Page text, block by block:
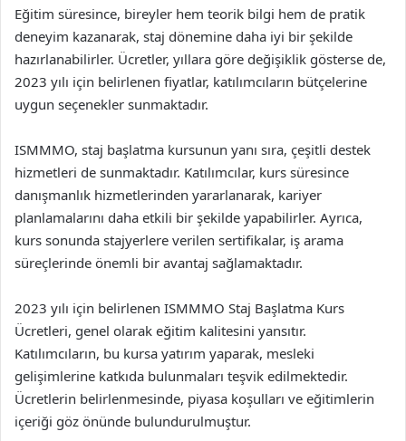
Eğitim süresince, bireyler hem teorik bilgi hem de pratik
deneyim kazanarak, staj dönemine daha iyi bir şekilde
hazırlanabilirler. Ücretler, yıllara göre değişiklik gösterse de,
2023 yılı için belirlenen fiyatlar, katılımcıların bütçelerine
uygun seçenekler sunmaktadır.
ISMMMO, staj başlatma kursunun yanı sıra, çeşitli destek
hizmetleri de sunmaktadır. Katılımcılar, kurs süresince
danışmanlık hizmetlerinden yararlanarak, kariyer
planlamalarını daha etkili bir şekilde yapabilirler. Ayrıca,
kurs sonunda stajyerlere verilen sertifikalar, iş arama
süreçlerinde önemli bir avantaj sağlamaktadır.
2023 yılı için belirlenen ISMMMO Staj Başlatma Kurs
Ücretleri, genel olarak eğitim kalitesini yansıtır.
Katılımcıların, bu kursa yatırım yaparak, mesleki
gelişimlerine katkıda bulunmaları teşvik edilmektedir.
Ücretlerin belirlenmesinde, piyasa koşulları ve eğitimlerin
içeriği göz önünde bulundurulmuştur.